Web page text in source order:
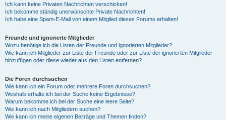
Ich kann keine Privaten Nachrichten verschicken!
Ich bekomme ständig unerwünschte Private Nachrichten!
Ich habe eine Spam-E-Mail von einem Mitglied dieses Forums erhalten!
Freunde und ignorierte Mitglieder
Wozu benötige ich die Listen der Freunde und ignorierten Mitglieder?
Wie kann ich Mitglieder zur Liste der Freunde oder zur Liste der ignorierten Mitglieder
hinzufügen oder diese wieder aus den Listen entfernen?
Die Foren durchsuchen
Wie kann ich ein Forum oder mehrere Foren durchsuchen?
Weshalb erhalte ich bei der Suche keine Ergebnisse?
Warum bekomme ich bei der Suche eine leere Seite?
Wie kann ich nach Mitgliedern suchen?
Wie kann ich meine eigenen Beiträge und Themen finden?